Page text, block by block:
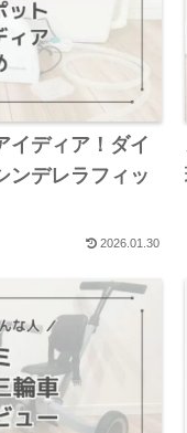
イディア！ダイ
ンデレラフィッ
2026.01.30